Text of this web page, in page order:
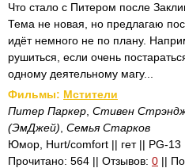
Что стало с Питером после
Тема не новая, но предлагаю
идёт немного не по плану.
рушиться, если очень
одному деятельному магу...
Фильмы: Мстители
Питер Паркер Стивен
(ЭмДжей) Семья Старков
Юмор, Hurt/comfort || гет || PG-
Прочитано: 564 || Отзывов: 0 ||